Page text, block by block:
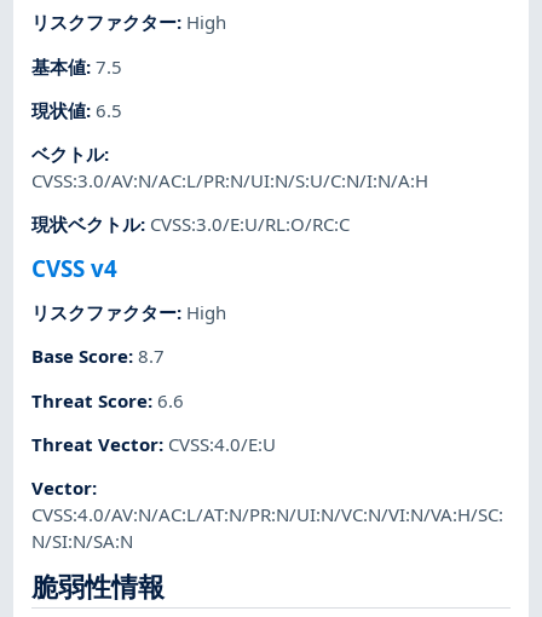
リスクファクター: High
基本値:7.5
現状値:6.5
ベクトル:
CVSS:3.0/AV:N/AC:L/PR:N/UI:N/S:U/C:N/I:N/A:H
現状ベクトル: CVSS:3.0/E:U/RL:O/RC:C
CVSS v4
リスクファクター: High
Base Score:8.7
Threat Score:6.6
Threat Vector: CVSS:4.0/E:U
Vector:
CVSS:4.0/AV:N/AC:L/AT:N/PR:N/UI:N/VC:N/VI:N/VA:H/SC:
N/SI:N/SA:N
脆弱性情報